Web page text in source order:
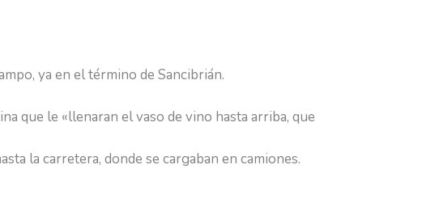
ya en el término de Sancibrián.
que le «llenaran el vaso de vino hasta arriba, que
la carretera, donde se cargaban en camiones.